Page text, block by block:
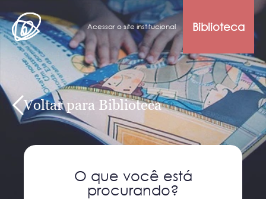
Acessar o site institucional Biblioteca
Voltar para Biblioteca
O que você está
procurando?